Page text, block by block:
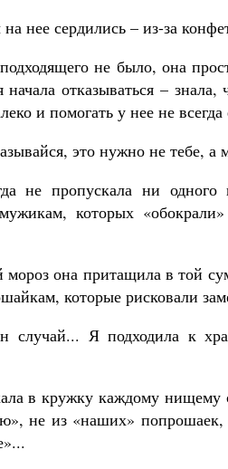
нее сердились – из-за
не было, она
начала отказываться –
и помогать у нее не
это нужно не тебе, а
не пропускала ни
которых
она притащила в той
которые рисковали
случай... Я подходила к
в кружку каждому
не из «наших» попрошаек,